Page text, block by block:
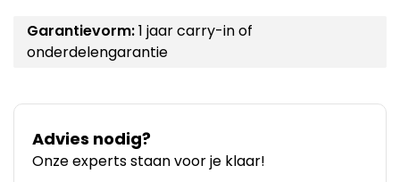
Garantievorm:1 jaar carry-in of
onderdelengarantie
Advies nodig?
Onze experts staan voor je klaar!